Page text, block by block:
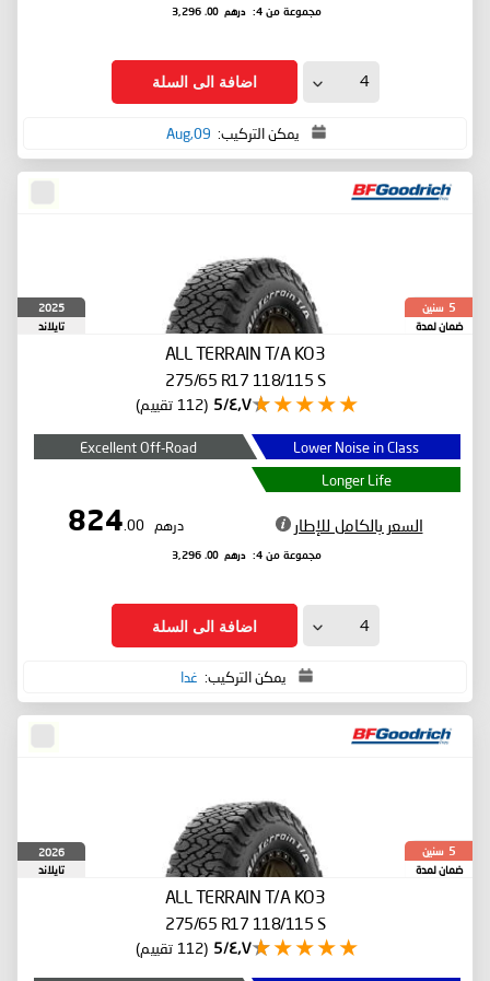
مجموعة من 4: درهم 3,296
.00
اضافة الى السلة
يمكن التركيب: 09,Aug
5 سنين
ضمان لمدة
2025
تايلاند
ALL TERRAIN T/A KO3
275/65 R17 118/115 S
٤٫٧/5 (112 تقييم)
Lower Noise in Class
Excellent Off-Road
Longer Life
السعر بالكامل للإطار درهم 824
.00
مجموعة من 4: درهم 3,296
.00
اضافة الى السلة
يمكن التركيب: غدا
5 سنين
ضمان لمدة
2026
تايلاند
ALL TERRAIN T/A KO3
275/65 R17 118/115 S
٤٫٧/5 (112 تقييم)